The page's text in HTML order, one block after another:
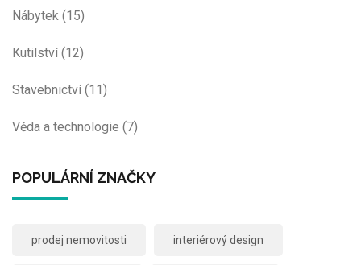
Nábytek (15)
Kutilství(12)
Stavebnictví(11)
Věda a technologie (7)
POPULÁRNÍ ZNAČKY
prodej nemovitosti interiérový design